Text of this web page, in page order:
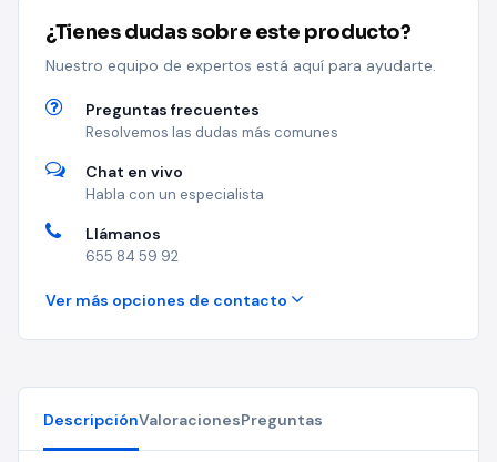
¿Tienes dudas sobre este producto?
Nuestro equipo de expertos está aquí para ayudarte.
Preguntas frecuentes
Resolvemos las dudas más comunes
Chat en vivo
Habla con un especialista
Llámanos
655 84 59 92
Ver más opciones de contacto
DescripciónValoracionesPreguntas